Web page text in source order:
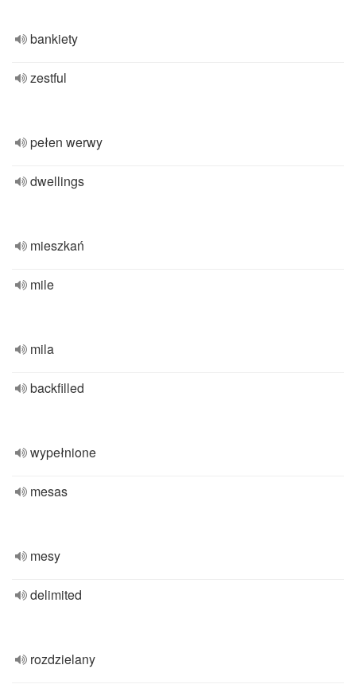
bankiety
zestful
pełen werwy
dwellings
mieszkań
mile
mila
backfilled
wypełnione
mesas
mesy
delimited
rozdzielany